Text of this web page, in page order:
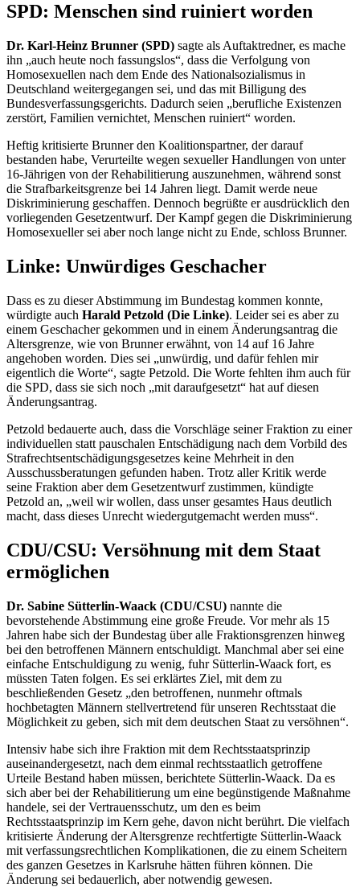
SPD: Menschen sind ruiniert worden
Dr. Karl-Heinz Brunner (SPD) sagte als Auftaktredner, es mache
ihn „auch heute noch fassungslos“, dass die Verfolgung von
Homosexuellen nach dem Ende des Nationalsozialismus in
Deutschland weitergegangen sei, und das mit Billigung des
Bundesverfassungsgerichts. Dadurch seien „berufliche Existenzen
zerstört, Familien vernichtet, Menschen ruiniert“ worden.
Heftig kritisierte Brunner den Koalitionspartner, der darauf
bestanden habe, Verurteilte wegen sexueller Handlungen von unter
16-Jährigen von der Rehabilitierung auszunehmen, während sonst
die Strafbarkeitsgrenze bei 14 Jahren liegt. Damit werde neue
Diskriminierung geschaffen. Dennoch begrüßte er ausdrücklich den
vorliegenden Gesetzentwurf. Der Kampf gegen die Diskriminierung
Homosexueller sei aber noch lange nicht zu Ende, schloss Brunner.
Linke: Unwürdiges Geschacher
Dass es zu dieser Abstimmung im Bundestag kommen konnte,
würdigte auch Harald Petzold (Die Linke). Leider sei es aber zu
einem Geschacher gekommen und in einem Änderungsantrag die
Altersgrenze, wie von Brunner erwähnt, von 14 auf 16 Jahre
angehoben worden. Dies sei „unwürdig, und dafür fehlen mir
eigentlich die Worte“, sagte Petzold. Die Worte fehlten ihm auch für
die SPD, dass sie sich noch „mit daraufgesetzt“ hat auf diesen
Änderungsantrag.
Petzold bedauerte auch, dass die Vorschläge seiner Fraktion zu einer
individuellen statt pauschalen Entschädigung nach dem Vorbild des
Strafrechtsentschädigungsgesetzes keine Mehrheit in den
Ausschussberatungen gefunden haben. Trotz aller Kritik werde
seine Fraktion aber dem Gesetzentwurf zustimmen, kündigte
Petzold an, „weil wir wollen, dass unser gesamtes Haus deutlich
macht, dass dieses Unrecht wiedergutgemacht werden muss“.
CDU/CSU: Versöhnung mit dem Staat
ermöglichen
Dr. Sabine Sütterlin-Waack (CDU/CSU) nannte die
bevorstehende Abstimmung eine große Freude. Vor mehr als 15
Jahren habe sich der Bundestag über alle Fraktionsgrenzen hinweg
bei den betroffenen Männern entschuldigt. Manchmal aber sei eine
einfache Entschuldigung zu wenig, fuhr Sütterlin-Waack fort, es
müssten Taten folgen. Es sei erklärtes Ziel, mit dem zu
beschließenden Gesetz „den betroffenen, nunmehr oftmals
hochbetagten Männern stellvertretend für unseren Rechtsstaat die
Möglichkeit zu geben, sich mit dem deutschen Staat zu versöhnen“.
Intensiv habe sich ihre Fraktion mit dem Rechtsstaatsprinzip
auseinandergesetzt, nach dem einmal rechtsstaatlich getroffene
Urteile Bestand haben müssen, berichtete Sütterlin-Waack. Da es
sich aber bei der Rehabilitierung um eine begünstigende Maßnahme
handele, sei der Vertrauensschutz, um den es beim
Rechtsstaatsprinzip im Kern gehe, davon nicht berührt. Die vielfach
kritisierte Änderung der Altersgrenze rechtfertigte Sütterlin-Waack
mit verfassungsrechtlichen Komplikationen, die zu einem Scheitern
des ganzen Gesetzes in Karlsruhe hätten führen können. Die
Änderung sei bedauerlich, aber notwendig gewesen.